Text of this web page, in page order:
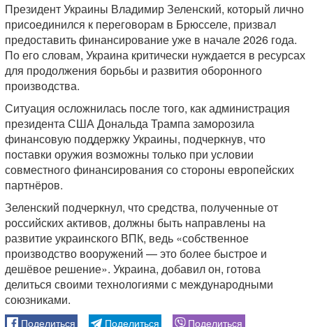
Президент Украины Владимир Зеленский, который лично
присоединился к переговорам в Брюсселе, призвал
предоставить финансирование уже в начале 2026 года.
По его словам, Украина критически нуждается в ресурсах
для продолжения борьбы и развития оборонного
производства.
Ситуация осложнилась после того, как администрация
президента США Дональда Трампа заморозила
финансовую поддержку Украины, подчеркнув, что
поставки оружия возможны только при условии
совместного финансирования со стороны европейских
партнёров.
Зеленский подчеркнул, что средства, полученные от
российских активов, должны быть направлены на
развитие украинского ВПК, ведь «собственное
производство вооружений — это более быстрое и
дешёвое решение». Украина, добавил он, готова
делиться своими технологиями с международными
союзниками.